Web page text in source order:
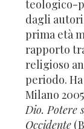
teologico-
dagli
prima età
rapporto
religioso
periodo.
Milano
Dio. Potere
Occidente